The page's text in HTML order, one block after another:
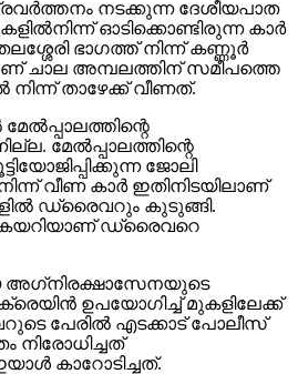
നടക്കുന്ന ദേശീയപാത
ഓടിക്കൊണ്ടിരുന്ന കാര്‍
ഭാഗത്ത് നിന്ന് കണ്ണൂര്‍
ചാല അമ്പലത്തിന് സമീപത്തെ
താഴേക്ക് വീണത്.
മേല്‍പ്പാലത്തിന്റെ
ജോലി
വീണ കാര്‍ ഇതിനിടയിലാണ്
ഡ്രൈവറും കുടുങ്ങി.
കയറിയാണ് ഡ്രൈവറെ
അഗ്‌നിരക്ഷാസേനയുടെ
ഉപയോഗിച്ച് മുകളിലേക്ക്
പേരില്‍ എടക്കാട് പോലീസ്
കാറോടിച്ചത്.